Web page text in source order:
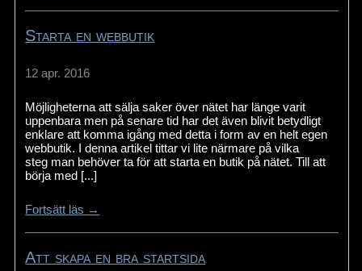
Starta en webbutik
12 apr. 2016
Möjligheterna att sälja saker över nätet har länge varit
uppenbara men på senare tid har det även blivit betydligt
enklare att komma igång med detta i form av en helt egen
webbutik. I denna artikel tittar vi lite närmare på vilka
steg man behöver ta för att starta en butik på nätet. Till att
börja med [...]
Fortsätt läs →
Att skapa en bra startsida